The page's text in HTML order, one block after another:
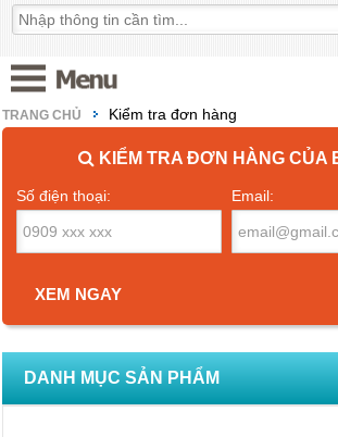
TRANG CHỦ Kiểm tra đơn hàng
KIỂM TRA ĐƠN HÀNG CỦA
Số điện thoại: Email:
XEM NGAY
DANH MỤC SẢN PHẨM